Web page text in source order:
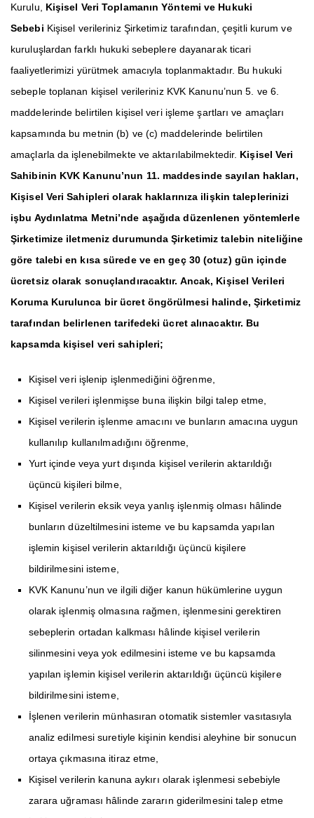
Kurulu, Kişisel Veri Toplamanın Yöntemi ve Hukuki
Sebebi Kişisel verileriniz Şirketimiz tarafından, çeşitli kurum ve
kuruluşlardan farklı hukuki sebeplere dayanarak ticari
faaliyetlerimizi yürütmek amacıyla toplanmaktadır. Bu hukuki
sebeple toplanan kişisel verileriniz KVK Kanunu’nun 5. ve 6.
maddelerinde belirtilen kişisel veri işleme şartları ve amaçları
kapsamında bu metnin (b) ve (c) maddelerinde belirtilen
amaçlarla da işlenebilmekte ve aktarılabilmektedir. Kişisel Veri
Sahibinin KVK Kanunu’nun 11. maddesinde sayılan hakları,
Kişisel Veri Sahipleri olarak haklarınıza ilişkin taleplerinizi
işbu Aydınlatma Metni’nde aşağıda düzenlenen yöntemlerle
Şirketimize iletmeniz durumunda Şirketimiz talebin niteliğine
göre talebi en kısa sürede ve en geç 30 (otuz) gün içinde
ücretsiz olarak sonuçlandıracaktır. Ancak, Kişisel Verileri
Koruma Kurulunca bir ücret öngörülmesi halinde, Şirketimiz
tarafından belirlenen tarifedeki ücret alınacaktır. Bu
kapsamda kişisel veri sahipleri;
Kişisel veri işlenip işlenmediğini öğrenme,
Kişisel verileri işlenmişse buna ilişkin bilgi talep etme,
Kişisel verilerin işlenme amacını ve bunların amacına uygun
kullanılıp kullanılmadığını öğrenme,
Yurt içinde veya yurt dışında kişisel verilerin aktarıldığı
üçüncü kişileri bilme,
Kişisel verilerin eksik veya yanlış işlenmiş olması hâlinde
bunların düzeltilmesini isteme ve bu kapsamda yapılan
işlemin kişisel verilerin aktarıldığı üçüncü kişilere
bildirilmesini isteme,
KVK Kanunu’nun ve ilgili diğer kanun hükümlerine uygun
olarak işlenmiş olmasına rağmen, işlenmesini gerektiren
sebeplerin ortadan kalkması hâlinde kişisel verilerin
silinmesini veya yok edilmesini isteme ve bu kapsamda
yapılan işlemin kişisel verilerin aktarıldığı üçüncü kişilere
bildirilmesini isteme,
İşlenen verilerin münhasıran otomatik sistemler vasıtasıyla
analiz edilmesi suretiyle kişinin kendisi aleyhine bir sonucun
ortaya çıkmasına itiraz etme,
Kişisel verilerin kanuna aykırı olarak işlenmesi sebebiyle
zarara uğraması hâlinde zararın giderilmesini talep etme